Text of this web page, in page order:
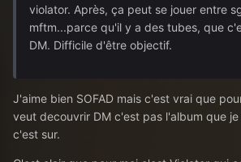
violator. Après, ça peut se jouer entre
mftm...parce qu'il y a des tubes, que
DM. Difficile d'être objectif.
J'aime bien SOFAD mais c'est vrai que
veut decouvrir DM c'est pas l'album que
c'est sur.